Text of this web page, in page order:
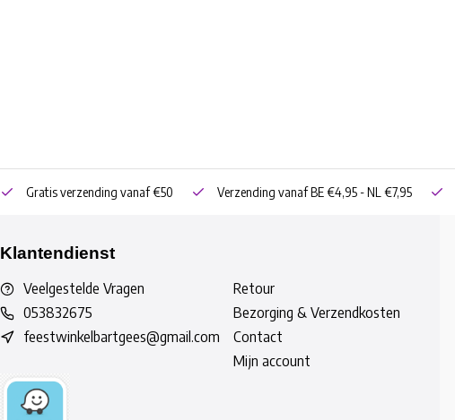
Gratis verzending vanaf €50 Verzending vanaf BE €4,95 - NL €7,95
Klantendienst
Veelgestelde Vragen
053832675
feestwinkelbartgees@gmail.com
Retour
Bezorging & Verzendkosten
Contact
Mijn account